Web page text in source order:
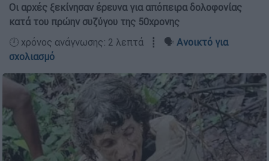
Οι αρχές ξεκίνησαν έρευνα για απόπειρα δολοφονίας
κατά του πρώην συζύγου της 50χρονης
🕛 χρόνος ανάγνωσης: 2 λεπτά ┋ 🗣️ Ανοικτό για
σχολιασμό